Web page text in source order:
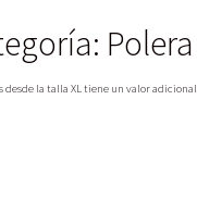
Polera
desde la talla XL tiene un valor adicional